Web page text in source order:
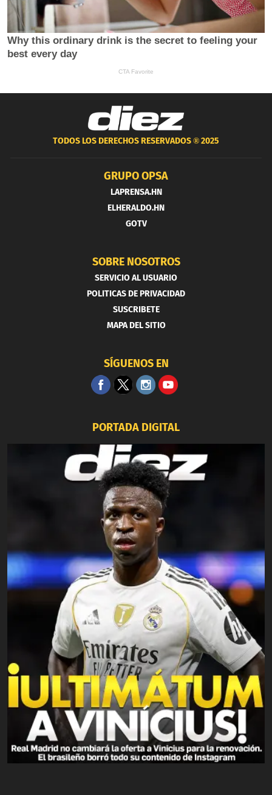
TODOS LOS DERECHOS RESERVADOS ®2025
GRUPO OPSA
LAPRENSA.HN
ELHERALDO.HN
GOTV
SOBRE NOSOTROS
SERVICIO AL USUARIO
POLITICAS DE PRIVACIDAD
SUSCRIBETE
MAPA DEL SITIO
SÍGUENOS EN
PORTADA DIGITAL